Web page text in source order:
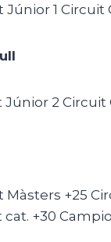
Júnior 1 Circuit
2 Circuit
Màsters +25
cat. +30